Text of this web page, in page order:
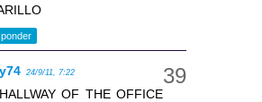
24/9/11, 7:22
OF THE OFFICE